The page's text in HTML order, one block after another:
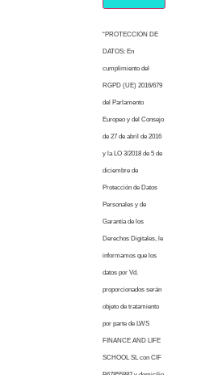
“PROTECCION DE
DATOS: En
cumplimiento del
RGPD (UE) 2016/679
del Parlamento
Europeo y del Consejo
de 27 de abril de 2016
y la LO 3/2018 de 5 de
diciembre de
Protección de Datos
Personales y de
Garantía de los
Derechos Digitales, le
informamos que los
datos por Vd.
proporcionados serán
objeto de tratamiento
por parte de LWS
FINANCE AND LIFE
SCHOOL SL con CIF